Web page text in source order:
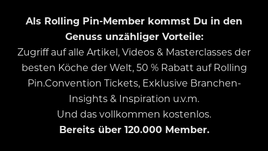
Als Rolling Pin-Member kommst Du in den
Genuss unzähliger Vorteile:
Zugriff auf alle Artikel, Videos & Masterclasses der
besten Köche der Welt, 50 % Rabatt auf Rolling
Pin.Convention Tickets, Exklusive Branchen-
Insights & Inspiration u.v.m.
Und das vollkommen kostenlos.
Bereits über 120.000 Member.